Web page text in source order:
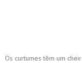
Os curtumes têm um